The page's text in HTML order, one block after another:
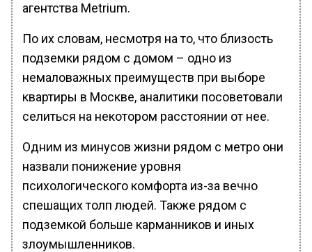
агентства Metrium.
По их словам, несмотря на то, что близость
подземки рядом с домом – одно из
немаловажных преимуществ при выборе
квартиры в Москве, аналитики посоветовали
селиться на некотором расстоянии от нее.
Одним из минусов жизни рядом с метро они
назвали понижение уровня
психологического комфорта из-за вечно
спешащих толп людей. Также рядом с
подземкой больше карманников и иных
злоумышленников.